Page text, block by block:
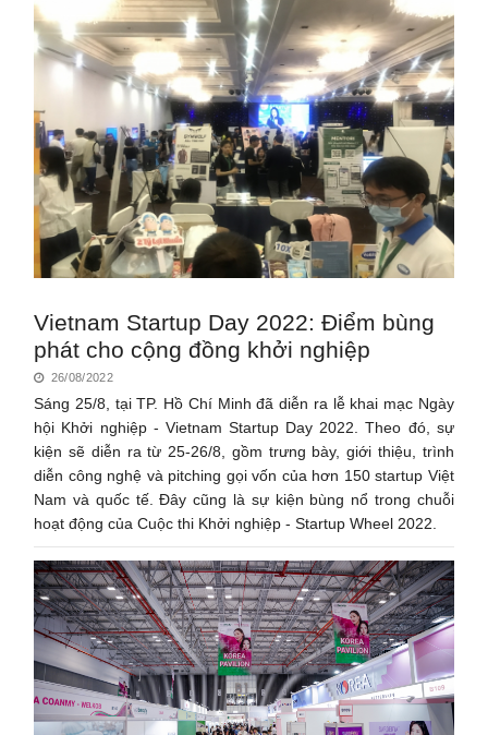
Vietnam Startup Day 2022: Điểm bùng
phát cho cộng đồng khởi nghiệp
26/08/2022
Sáng 25/8, tại TP. Hồ Chí Minh đã diễn ra lễ khai mạc Ngày
hội Khởi nghiệp - Vietnam Startup Day 2022. Theo đó, sự
kiện sẽ diễn ra từ 25-26/8, gồm trưng bày, giới thiệu, trình
diễn công nghệ và pitching gọi vốn của hơn 150 startup Việt
Nam và quốc tế. Đây cũng là sự kiện bùng nổ trong chuỗi
hoạt động của Cuộc thi Khởi nghiệp - Startup Wheel 2022.